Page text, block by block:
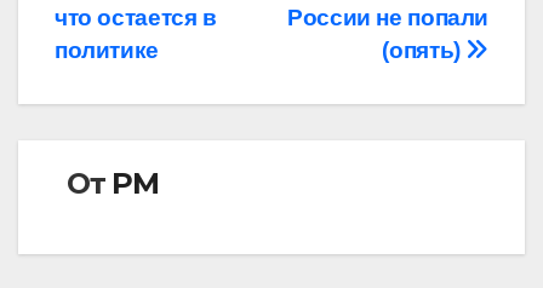
России не попали
(опять)
что остается в
политике
От РМ